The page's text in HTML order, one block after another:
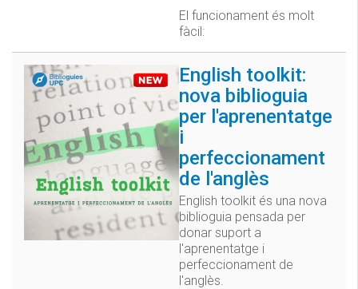
El funcionament és molt
fàcil:
English toolkit:
nova biblioguia
per l'aprenentatge
i
perfeccionament
de l'anglès
English toolkit és una nova
biblioguia pensada per
donar suport a
l'aprenentatge i
perfeccionament de
l'anglès.